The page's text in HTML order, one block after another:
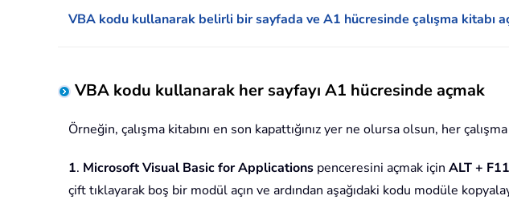
VBA kodu kullanarak belirli bir sayfada ve A1 hücresinde çalışma kitabı
VBA kodu kullanarak her sayfayı A1 hücresinde açmak
Örneğin, çalışma kitabını en son kapattığınız yer ne olursa olsun, her
1. Microsoft Visual Basic for Applications penceresini açmak için ALT + F11
çift tıklayarak boş bir modül açın ve ardından aşağıdaki kodu modüle